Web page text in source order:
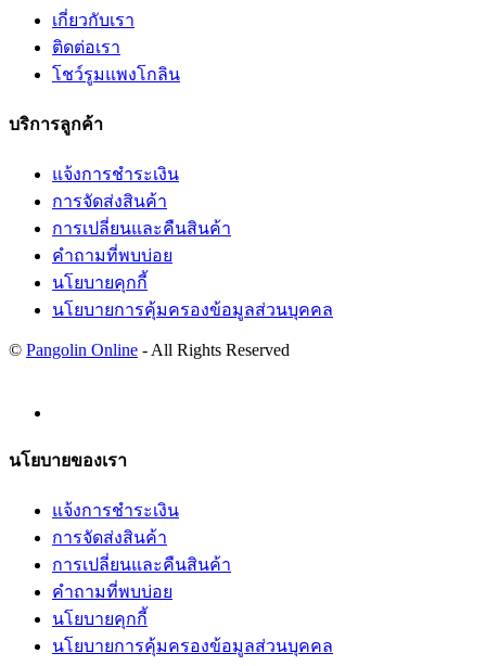
เกี่ยวกับเรา
ติดต่อเรา
โชว์รูมแพงโกลิน
บริการลูกค้า
แจ้งการชำระเงิน
การจัดส่งสินค้า
การเปลี่ยนและคืนสินค้า
คำถามที่พบบ่อย
นโยบายคุกกี้
นโยบายการคุ้มครองข้อมูลส่วนบุคคล
© Pangolin Online - All Rights Reserved
นโยบายของเรา
แจ้งการชำระเงิน
การจัดส่งสินค้า
การเปลี่ยนและคืนสินค้า
คำถามที่พบบ่อย
นโยบายคุกกี้
นโยบายการคุ้มครองข้อมูลส่วนบุคคล